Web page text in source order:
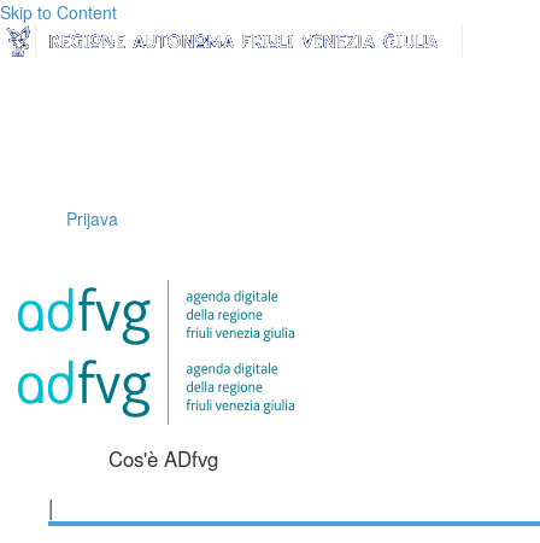
Skip to Content
Prijava
Cos'è ADfvg
|